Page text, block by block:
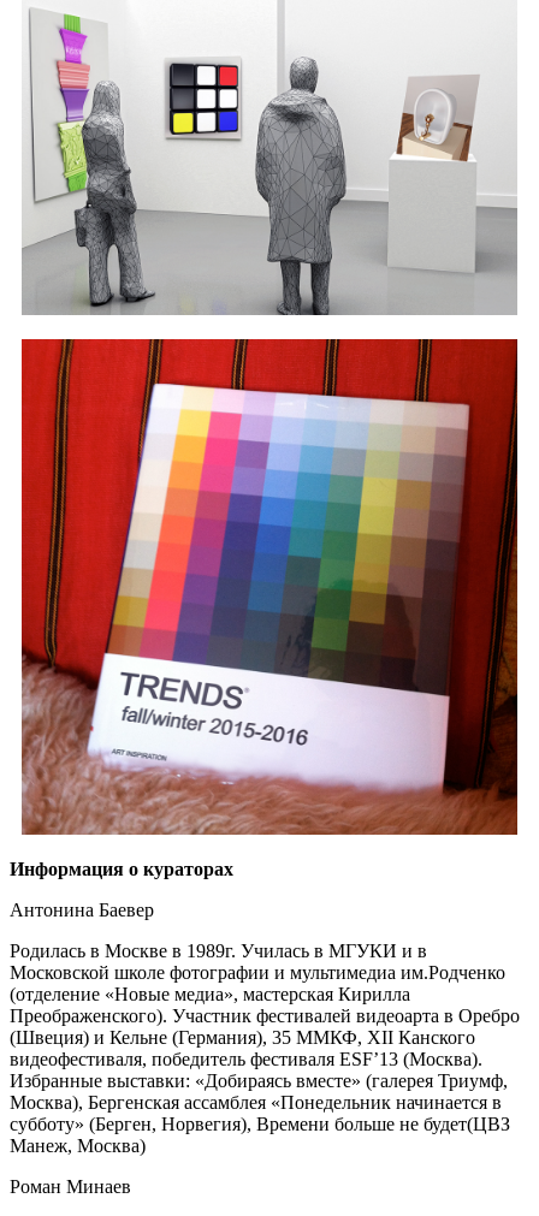
Информация о кураторах
Антонина Баевер
Родилась в Москве в 1989г. Училась в МГУКИ и в
Московской школе фотографии и мультимедиа им.Родченко
(отделение «Новые медиа», мастерская Кирилла
Преображенского). Участник фестивалей видеоарта в Оребро
(Швеция) и Кельне (Германия), 35 ММКФ, XII Канского
видеофестиваля, победитель фестиваля ESF’13 (Москва).
Избранные выставки: «Добираясь вместе» (галерея Триумф,
Москва), Бергенская ассамблея «Понедельник начинается в
субботу» (Берген, Норвегия), Времени больше не будет(ЦВЗ
Манеж, Москва)
Роман Минаев